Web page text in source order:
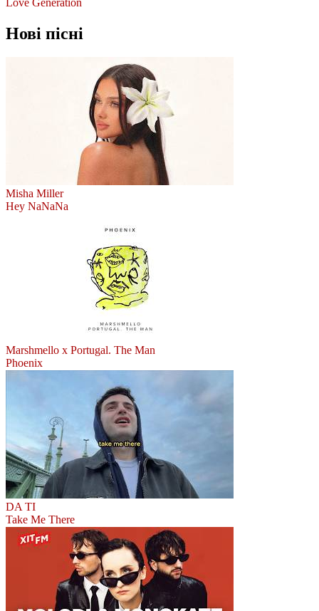
Нові пісні
Misha Miller
Hey NaNaNa
Marshmello x Portugal. The Man
Phoenix
DA TI
Take Me There